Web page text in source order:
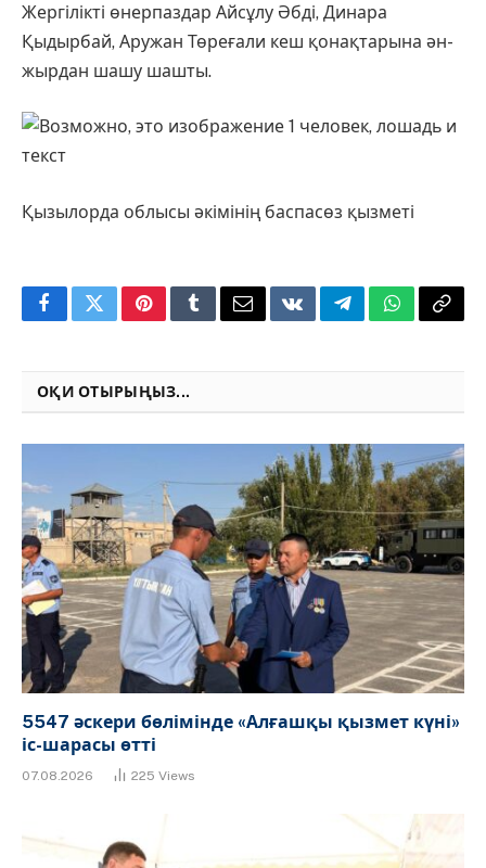
Жергілікті өнерпаздар Айсұлу Әбді, Динара
Қыдырбай, Аружан Төреғали кеш қонақтарына ән-
жырдан шашу шашты.
Қызылорда облысы әкімінің баспасөз қызметі
FacebookTwitterPinterestTumblrEmailVKontakteTelegramWhatsApp
Copy
ОҚИ ОТЫРЫҢЫЗ...
5547 әскери бөлімінде «Алғашқы қызмет күні»
іс-шарасы өтті
07.08.2026 225 Views